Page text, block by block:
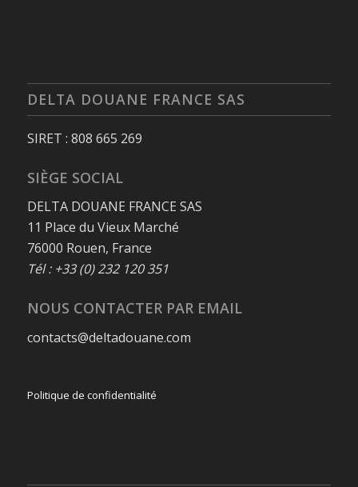
DELTA DOUANE FRANCE SAS
SIRET : 808 665 269
SIÈGE SOCIAL
DELTA DOUANE FRANCE SAS
11 Place du Vieux Marché
76000 Rouen, France
Tél : +33 (0) 232 120 351
NOUS CONTACTER PAR EMAIL
contacts@deltadouane.com
Politique de confidentialité